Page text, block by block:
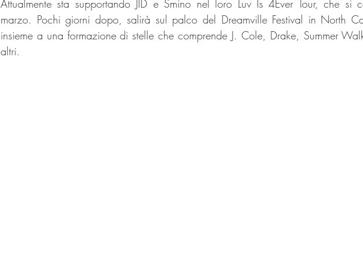
Attualmente sta supportando JID e Smino nel loro Luv Is 4Ever Tour, che si
marzo. Pochi giorni dopo, salirà sul palco del Dreamville Festival in North
insieme a una formazione di stelle che comprende J. Cole, Drake, Summer
altri.